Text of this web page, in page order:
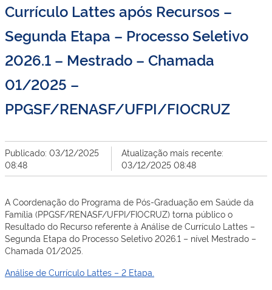
Currículo Lattes após Recursos –
Segunda Etapa – Processo Seletivo
2026.1 – Mestrado – Chamada
01/2025 –
PPGSF/RENASF/UFPI/FIOCRUZ
Publicado: 03/12/2025
08:48
Atualização mais recente:
03/12/2025 08:48
A Coordenação do Programa de Pós-Graduação em Saúde da
Família (PPGSF/RENASF/UFPI/FIOCRUZ) torna público o
Resultado do Recurso referente à Análise de Currículo Lattes –
Segunda Etapa do Processo Seletivo 2026.1 – nível Mestrado –
Chamada 01/2025.
Análise de Currículo Lattes – 2 Etapa.